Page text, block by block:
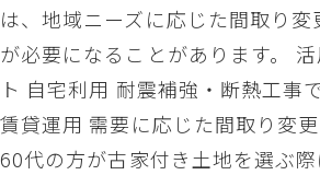
は、地域ニーズに応じた間取り変
が必要になることがあります。
ト 自宅利用 耐震補強・断熱工事
賃貸運用 需要に応じた間取り変
60代の方が古家付き土地を選ぶ